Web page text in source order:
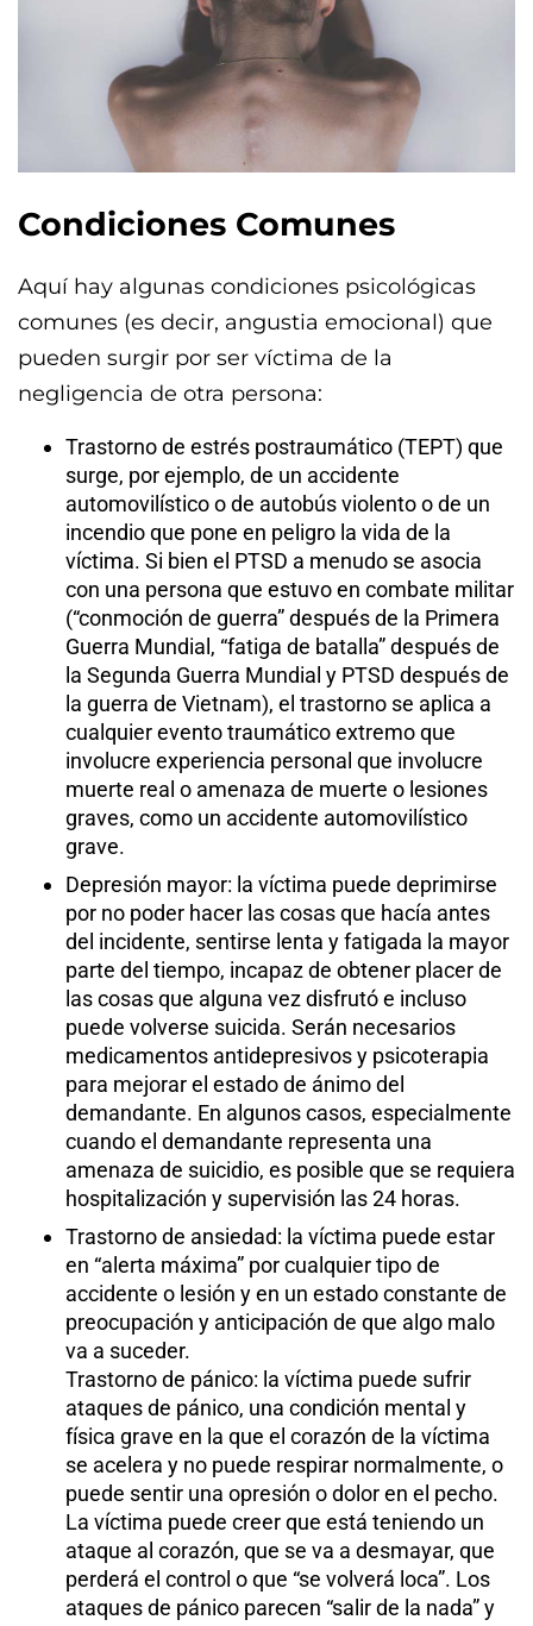
Condiciones Comunes
Aquí hay algunas condiciones psicológicas
comunes (es decir, angustia emocional) que
pueden surgir por ser víctima de la
negligencia de otra persona:
Trastorno de estrés postraumático (TEPT) que
surge, por ejemplo, de un accidente
automovilístico o de autobús violento o de un
incendio que pone en peligro la vida de la
víctima. Si bien el PTSD a menudo se asocia
con una persona que estuvo en combate militar
(“conmoción de guerra” después de la Primera
Guerra Mundial, “fatiga de batalla” después de
la Segunda Guerra Mundial y PTSD después de
la guerra de Vietnam), el trastorno se aplica a
cualquier evento traumático extremo que
involucre experiencia personal que involucre
muerte real o amenaza de muerte o lesiones
graves, como un accidente automovilístico
grave.
Depresión mayor: la víctima puede deprimirse
por no poder hacer las cosas que hacía antes
del incidente, sentirse lenta y fatigada la mayor
parte del tiempo, incapaz de obtener placer de
las cosas que alguna vez disfrutó e incluso
puede volverse suicida. Serán necesarios
medicamentos antidepresivos y psicoterapia
para mejorar el estado de ánimo del
demandante. En algunos casos, especialmente
cuando el demandante representa una
amenaza de suicidio, es posible que se requiera
hospitalización y supervisión las 24 horas.
Trastorno de ansiedad: la víctima puede estar
en “alerta máxima” por cualquier tipo de
accidente o lesión y en un estado constante de
preocupación y anticipación de que algo malo
va a suceder.
Trastorno de pánico: la víctima puede sufrir
ataques de pánico, una condición mental y
física grave en la que el corazón de la víctima
se acelera y no puede respirar normalmente, o
puede sentir una opresión o dolor en el pecho.
La víctima puede creer que está teniendo un
ataque al corazón, que se va a desmayar, que
perderá el control o que “se volverá loca”. Los
ataques de pánico parecen “salir de la nada” y